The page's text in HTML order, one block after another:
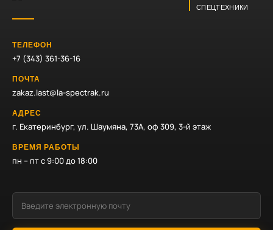
СПЕЦТЕХНИКИ
ТЕЛЕФОН
+7 (343) 361-36-16
ПОЧТА
zakaz.last@la-spectrak.ru
АДРЕС
г. Екатеринбург, ул. Шаумяна, 73А, оф 309, 3-й этаж
ВРЕМЯ РАБОТЫ
пн – пт с 9:00 до 18:00